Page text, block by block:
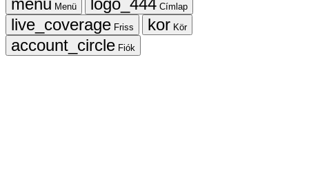
Menü
Címlap
Friss
Kör
Fiók